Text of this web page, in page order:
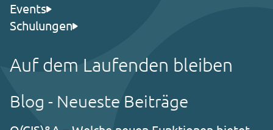
Events
Schulungen
Auf dem Laufenden bleiben
Blog - Neueste Beiträge